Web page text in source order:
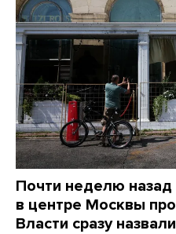
Почти неделю назад
в центре Москвы
Власти сразу